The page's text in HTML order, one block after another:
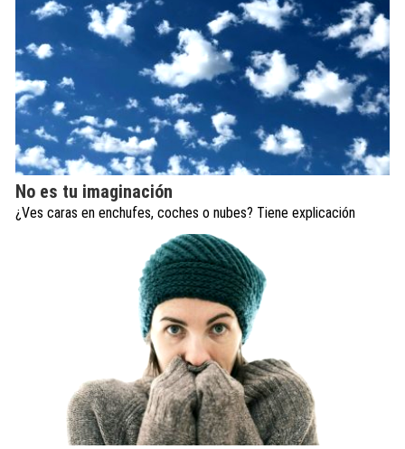
No es tu imaginación
¿Ves caras en enchufes, coches o nubes? Tiene explicación